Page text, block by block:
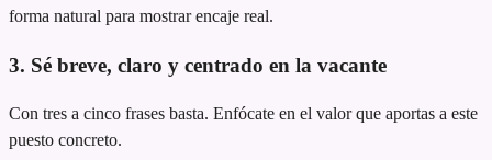
forma natural para mostrar encaje real.
3. Sé breve, claro y centrado en la vacante
Con tres a cinco frases basta. Enfócate en el valor que aportas a este
puesto concreto.